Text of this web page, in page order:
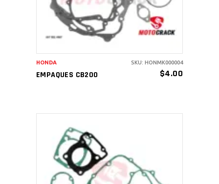
EMPAQUES CB200 $4.00
HONDA SKU: HONMK000004